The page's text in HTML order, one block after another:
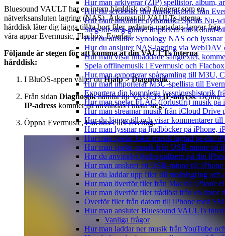
Hur man arkiverar (ZIP) spellistor, album,
Hur du scrobblar din musikhistorik från
Hur man använder dynamiska Spelas Nu-
Steg-för-steg-guide: Importera ditt iCloud-
Hur du ansluter Synology NAS och
Hur du ansluter NAS-lagring via WebDAV
Hur man visar inbäddade sångtexter,
Spela offlinemusik i Evermusic och
Hur man exporterar spårsamling till M3U,
Hur man importerar M3U-spellista till
Exportera din kompletta lyssningshistorik
Hur man spelar FLAC (förlustfri) musik på
Hur man streamar musik från iCloud Drive
Hur du lägger till och visar kommentarer
Hur man lyssnar på ljudböcker på iPhone,
Hur man spelar lokal musik lagrad pa din
Hur man spelar musik från USB-minne på
Hur du använder ljudequalizern på din
Hur man ansluter ett USB-minne till
Hur du laddar upp filer till molnlagring och
Hur man överför filer från Mac till iPhone
Hur man överför filer trådlöst från en dator
Överför filer från datorn till iPhone med
Hur man ansluter Bluesound VAULTs
Vanliga frågor
Hur man laddar ner musik från YouTube
Bluesound VAULT har en intern hårddisk och fungerar som en
nätverksansluten lagring (NAS). Åtkomst till VAULTs interna
hårddisk låter dig lägga till/ta bort filer, redigera metadata-taggar från
våra appar Evermusic, Flacbox, Evertag.
Följande är stegen för att komma åt din VAULTs interna
hårddisk:
I BluOS-appen väljer duHjälp > Diagnostik.
Från sidan Diagnostikhämtar du VAULTsIP-adress. Denna
IP-adress kommer att användas i nästa steg.
Öppna Evermusic, Flacbox eller Evertag.